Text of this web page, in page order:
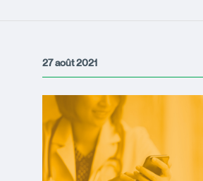
27 août 2021